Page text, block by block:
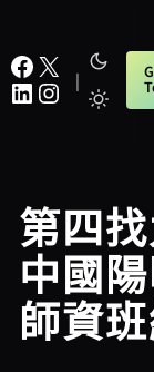
至
主
要
Facebook X
LinkedIn Instagram |
第四
中國
師資